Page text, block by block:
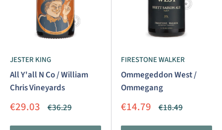
bierexperts voor persoonlijk advies! Wij helpen u
graag verder.
JESTER KING
All Y'all N Co / William
Chris Vineyards
Aanbiedingsprijs
€29.03 Normale
€36.29
FIRESTONE WALKER
Ommegeddon West /
Ommegang
Aanbiedingsprijs
€14.79 Normale
€18.49